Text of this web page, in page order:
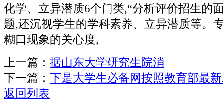
化学、立异潜质6个门类,“分析评价招生的
题,还沉视学生的学科素养、立异潜质等。
糊口现象的关心度,
上一篇： 据山东大学研究生院消
下一篇： 下是大学生必备网按照教育部最
返回列表